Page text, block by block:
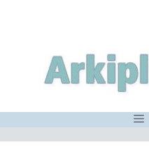
contenido